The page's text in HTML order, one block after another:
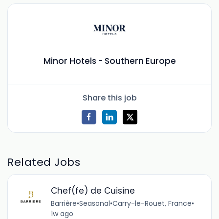
Minor Hotels - Southern Europe
Share this job
Related Jobs
Chef(fe) de Cuisine
Barrière•Seasonal•Carry-le-Rouet, France•
1w ago